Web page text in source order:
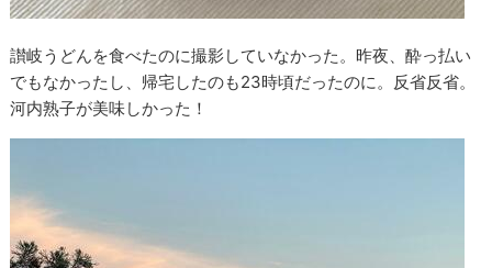
讃岐うどんを食べたのに撮影していなかった。昨夜、酔っ払い
でもなかったし、帰宅したのも23時頃だったのに。反省反省。
河内熟子が美味しかった！